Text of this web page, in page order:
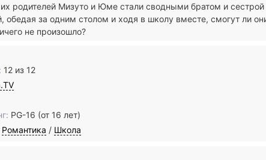
их родителей Мизуто и Юме стали сводными братом и
обедая за одним столом и ходя в школу вместе, смогут ли
не произошло?
12 из 12
PG-16 (от 16 лет)
Романтика / Школа